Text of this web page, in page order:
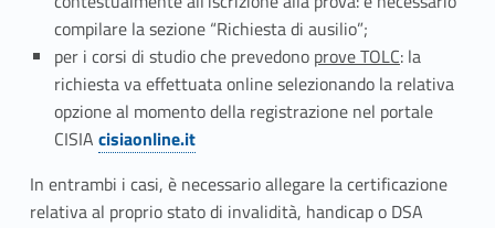
a
i
compilare la sezione “Richiesta di ausilio”;
per i corsi di studio che prevedono prove TOLC: la
richiesta va effettuata online selezionando la relativa
opzione al momento della registrazione nel portale
CISIA cisiaonline.it
In entrambi i casi, è necessario allegare la certificazione
relativa al proprio stato di invalidità, handicap o DSA